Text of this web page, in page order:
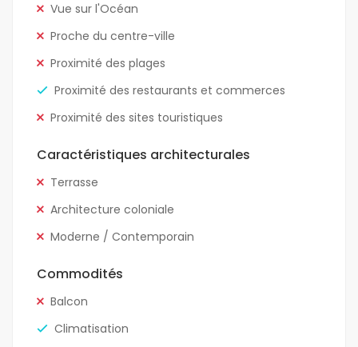
Vue sur l'Océan
Proche du centre-ville
Proximité des plages
Proximité des restaurants et commerces
Proximité des sites touristiques
Caractéristiques architecturales
Terrasse
Architecture coloniale
Moderne / Contemporain
Commodités
Balcon
Climatisation